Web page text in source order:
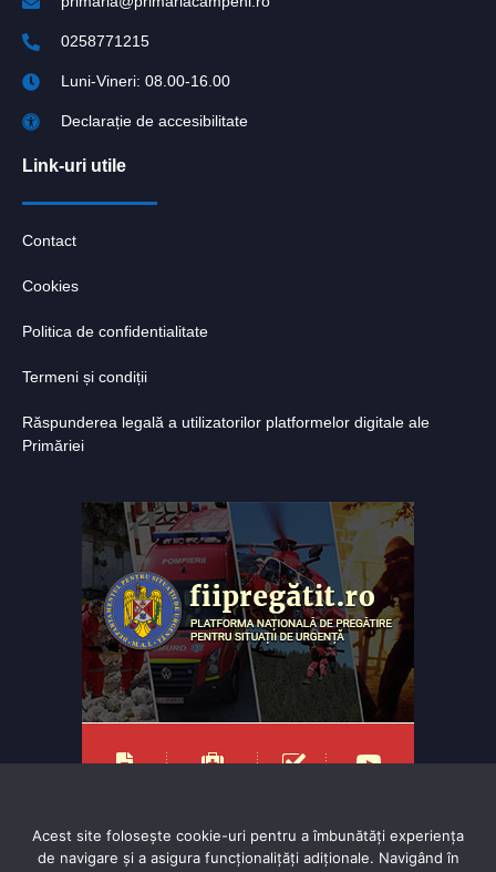
0258771215
Luni-Vineri: 08.00-16.00
Declarație de accesibilitate
Link-uri utile
Contact
Cookies
Politica de confidentialitate
Termeni și condiții
Răspunderea legală a utilizatorilor platformelor digitale ale
Primăriei
Acest site folosește cookie-uri pentru a îmbunătăți experiența
de navigare și a asigura funcționalițăți adiționale. Navigând în